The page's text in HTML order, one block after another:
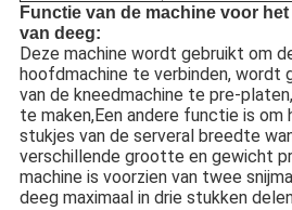
Functie van de machine voor
van deeg:
Deze machine wordt gebruikt om
hoofdmachine te verbinden, wordt
van de kneedmachine te pre-
te maken,Een andere functie is
stukjes van de serveral breedte
verschillende grootte en gewicht
machine is voorzien van twee
deeg maximaal in drie stukken